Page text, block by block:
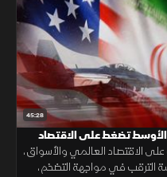
45:28
الأوسط تضغط على الاقتصاد
الاقتصاد العالمي والأسواق،
الترقب في مواجهة التضخم،